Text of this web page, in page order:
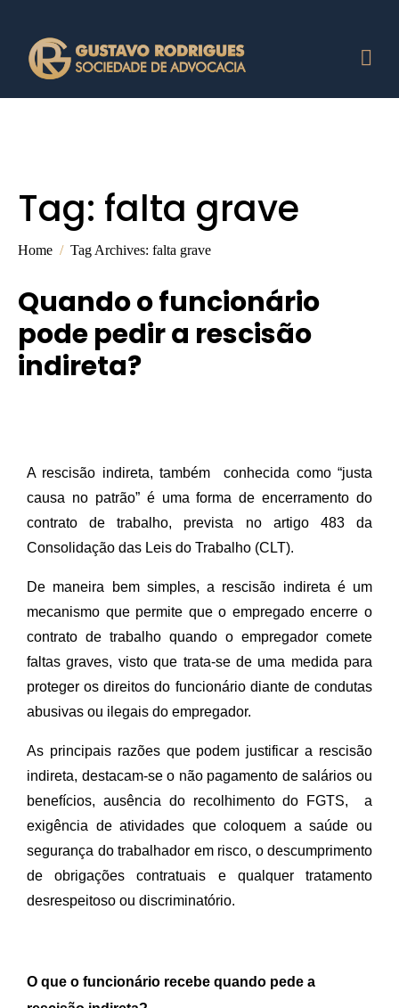
Tag: falta grave
Home Tag Archives: falta grave
Quando o funcionário
pode pedir a rescisão
indireta?
A rescisão indireta, também  conhecida como “justa
causa no patrão” é uma forma de encerramento do
contrato de trabalho, prevista no artigo 483 da
Consolidação das Leis do Trabalho (CLT).
De maneira bem simples, a rescisão indireta é um
mecanismo que permite que o empregado encerre o
contrato de trabalho quando o empregador comete
faltas graves, visto que trata-se de uma medida para
proteger os direitos do funcionário diante de condutas
abusivas ou ilegais do empregador.
As principais razões que podem justificar a rescisão
indireta, destacam-se o não pagamento de salários ou
benefícios, ausência do recolhimento do FGTS,  a
exigência de atividades que coloquem a saúde ou
segurança do trabalhador em risco, o descumprimento
de obrigações contratuais e qualquer tratamento
desrespeitoso ou discriminatório.
O que o funcionário recebe quando pede a